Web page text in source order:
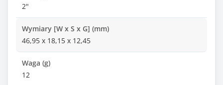
2"
Wymiary [W x S x G] (mm)
46,95 x 18,15 x 12,45
Waga (g)
12